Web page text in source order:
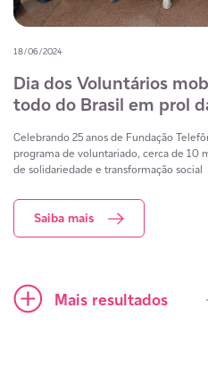
18/06/2024
Dia dos Voluntários
todo do Brasil em prol
Celebrando 25 anos de Fundação
programa de voluntariado, cerca de 10
de solidariedade e transformação social
Saiba mais
Ícone maisMais resultados